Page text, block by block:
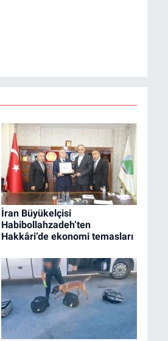
İran Büyükelçisi
Habibollahzadeh’ten
Hakkâri’de ekonomi temasları